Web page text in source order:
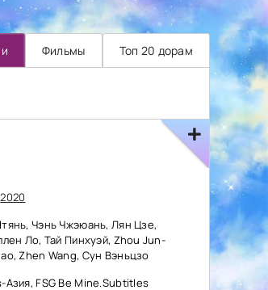
Фильмы Топ 20 дорам
2020
Чэнь Чжэюань, Лян Цзе,
Ло, Тай Пинхуэй, Zhou Jun-
Zhen Wang, Сун Вэньцзо
Азия, FSG Be Mine.Subtitles